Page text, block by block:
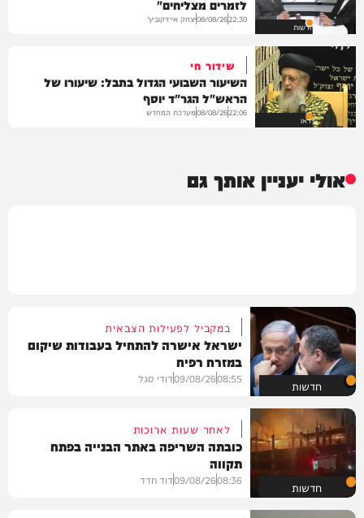
חדשות
לזמרים מצליחים"
22:30
08/08/26יצחק אייזיקוביץ'
וידאו
שידור חי
השיעור השבועי הגדול בתבל: שיעורו של
הראש"ל הגר"ד יוסף
22:06
08/08/26מערכת המחדש
אולי יעניין אותך גם
חדשות
במקביל לפעילות הצבאית
ישראל אישרה להתחיל בעבודות שיקום
במזרח רפיח
08:55
09/08/26דודי סגל
חדשות
לאחר שעות ארוכות
כובתה השריפה באתר הבנייה בפתח
תקווה
08:36
09/08/26דוד חדד